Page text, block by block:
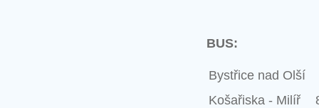
BUS:
Bystřice nad Olší
Košařiska - Milíř